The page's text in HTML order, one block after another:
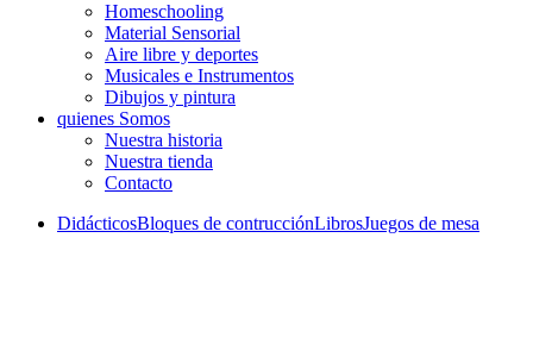
Homeschooling
Material Sensorial
Aire libre y deportes
Musicales e Instrumentos
Dibujos y pintura
quienes Somos
Nuestra historia
Nuestra tienda
Contacto
DidácticosBloques de contrucciónLibrosJuegos de mesa